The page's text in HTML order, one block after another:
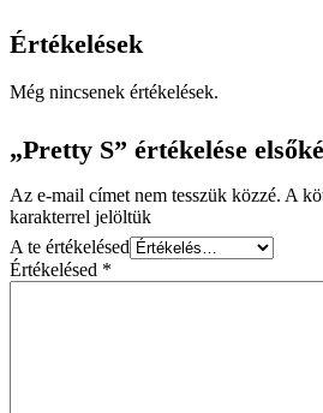
Értékelések
Még nincsenek értékelések.
„Pretty S” értékelése
Az e-mail címet nem tesszük közzé. A
karakterrel jelöltük
A te értékelésed
Értékelésed *